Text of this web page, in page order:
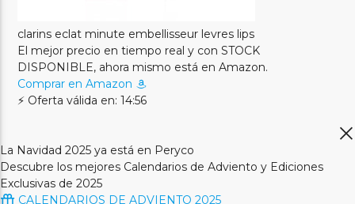
clarins eclat minute embellisseur levres lips
El mejor precio en tiempo real y con STOCK
DISPONIBLE, ahora mismo está en Amazon.
Comprar en Amazon
⚡ Oferta válida en: 14:55
La Navidad 2025 ya está en Peryco
Descubre los mejores Calendarios de Adviento y Ediciones
Exclusivas de 2025
CALENDARIOS DE ADVIENTO 2025